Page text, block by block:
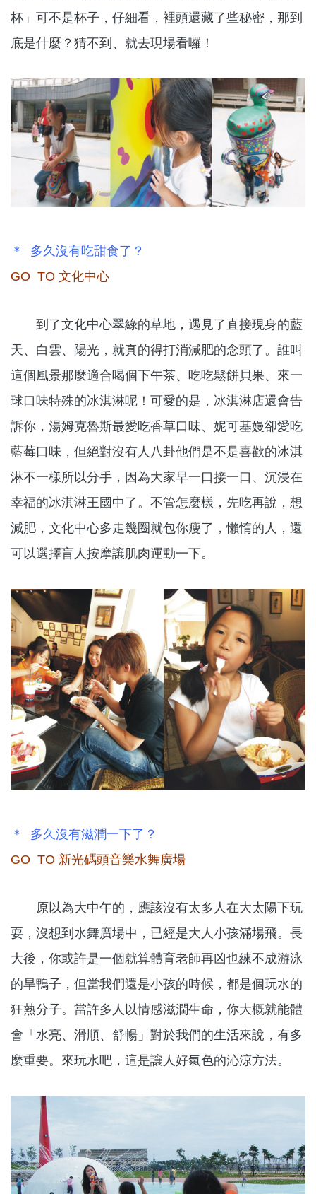
杯」可不是杯子，仔細看，裡頭還藏了些秘密，那到
底是什麼？猜不到、就去現場看囉！
＊ 多久沒有吃甜食了？
GO TO 文化中心
到了文化中心翠綠的草地，遇見了直接現身的藍
天、白雲、陽光，就真的得打消減肥的念頭了。誰叫
這個風景那麼適合喝個下午茶、吃吃鬆餅貝果、來一
球口味特殊的冰淇淋呢！可愛的是，冰淇淋店還會告
訴你，湯姆克魯斯最愛吃香草口味、妮可基嫚卻愛吃
藍莓口味，但絕對沒有人八卦他們是不是喜歡的冰淇
淋不一樣所以分手，因為大家早一口接一口、沉浸在
幸福的冰淇淋王國中了。不管怎麼樣，先吃再說，想
減肥，文化中心多走幾圈就包你瘦了，懶惰的人，還
可以選擇盲人按摩讓肌肉運動一下。
＊ 多久沒有滋潤一下了？
GO TO 新光碼頭音樂水舞廣場
原以為大中午的，應該沒有太多人在大太陽下玩
耍，沒想到水舞廣場中，已經是大人小孩滿場飛。長
大後，你或許是一個就算體育老師再凶也練不成游泳
的旱鴨子，但當我們還是小孩的時候，都是個玩水的
狂熱分子。當許多人以情感滋潤生命，你大概就能體
會「水亮、滑順、舒暢」對於我們的生活來說，有多
麼重要。來玩水吧，這是讓人好氣色的沁涼方法。